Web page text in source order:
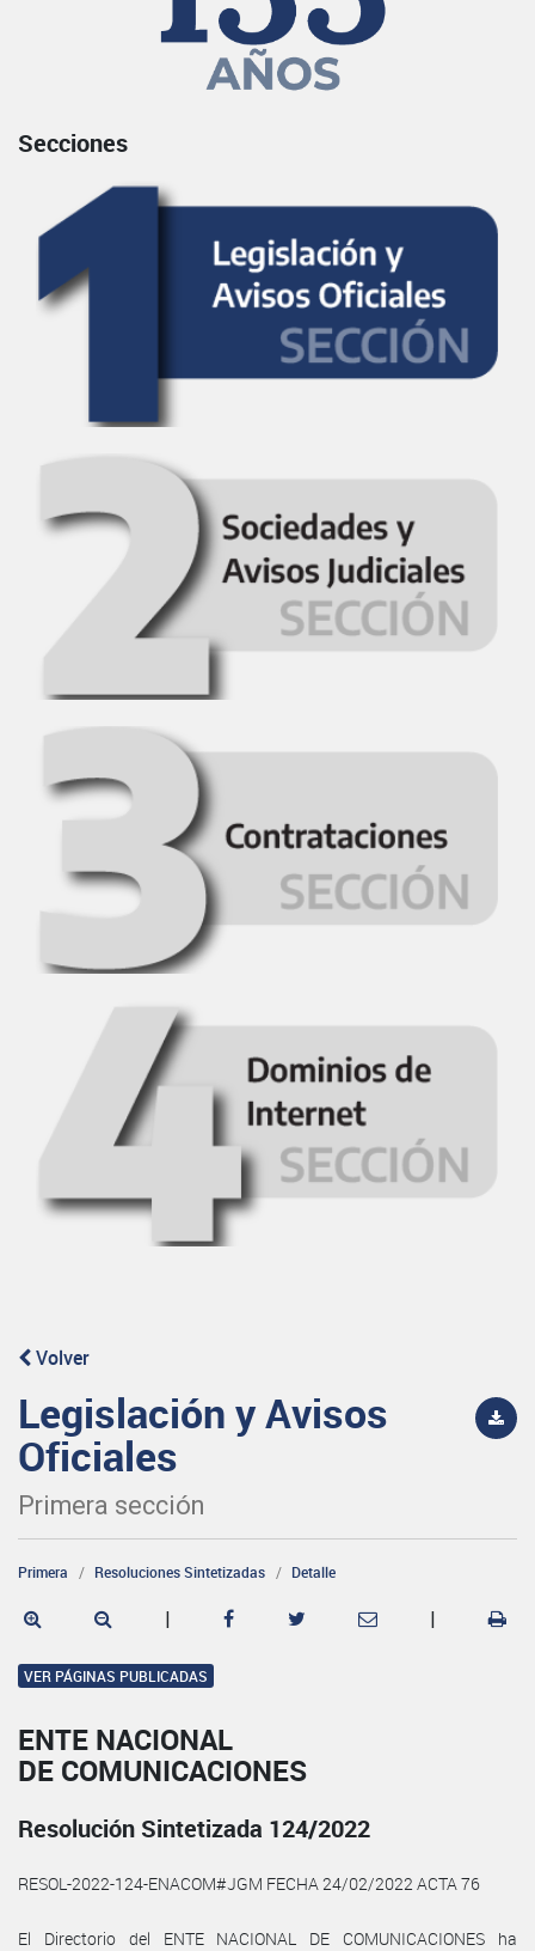
Secciones
Volver
Legislación y Avisos
Oficiales
Primera sección
Primera Resoluciones Sintetizadas Detalle
| |
VER PÁGINAS PUBLICADAS
ENTE NACIONAL
DE COMUNICACIONES
Resolución Sintetizada 124/2022
RESOL-2022-124-ENACOM#JGM FECHA 24/02/2022 ACTA 76
El Directorio del ENTE NACIONAL DE COMUNICACIONES ha